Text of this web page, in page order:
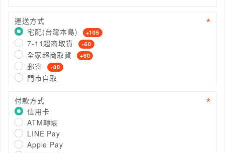
運送方式
宅配(台灣本島)
+105
7-11超商取貨 +60
全家超商取貨 +60
郵寄 +80
門市自取
付款方式
信用卡
ATM轉帳
LINE Pay
Apple Pay